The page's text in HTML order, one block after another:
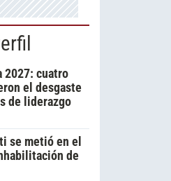
2027: cuatro
el desgaste
de liderazgo
se metió en el
de